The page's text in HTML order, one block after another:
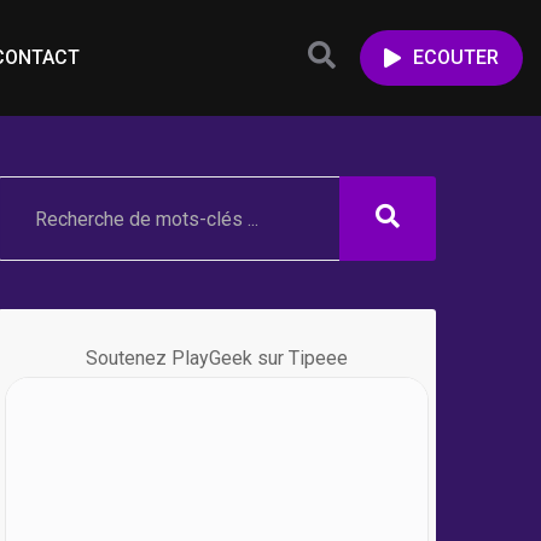
ECOUTER
Soutenez PlayGeek sur Tipeee